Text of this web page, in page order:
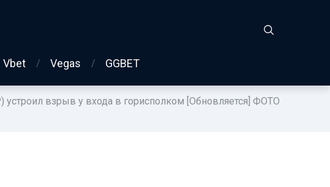
Vbet Vegas GGBET
взрыв у входа в горисполком [Обновляется] ФОТО